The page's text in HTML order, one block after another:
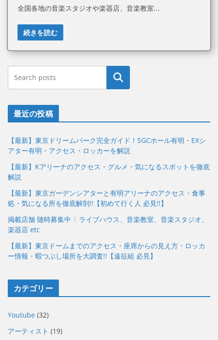
全国各地の音楽スタジオや楽器店、音楽教室
続きを読む
最近の投稿
【最新】東京ドリームパーク完全ガイド！SGCホール有明・EXシ
アター有明・アクセス・ロッカーを解説
【最新】Kアリーナのアクセス・グルメ・気になるスポットを徹底
解説
【最新】東京ガーデンシアターと有明アリーナのアクセス・食事
処・気になる所を徹底解剖!!【初めて行く人 必見!!】
掲載店舗 随時募集中
ライブハウス、音楽教室、音楽スタジオ、
楽器店 etc
【最新】東京ドームまでのアクセス・座席からの見え方・ロッカ
ー情報・暇つぶし場所を大調査!!【遠征組 必見】
カテゴリー
Youtube (32)
アーティスト (19)